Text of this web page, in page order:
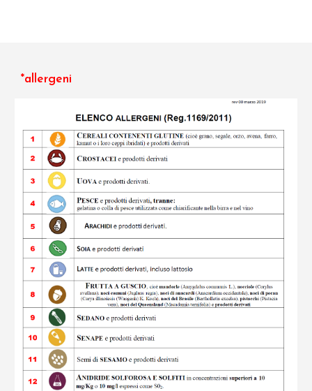
*allergeni